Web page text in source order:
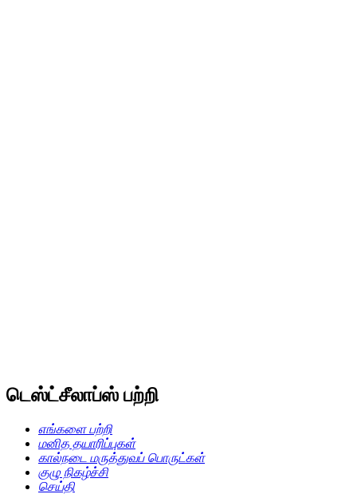
டெஸ்ட்சீலாப்ஸ் பற்றி
எங்களை பற்றி
மனித தயாரிப்புகள்
கால்நடை மருத்துவப் பொருட்கள்
குழு நிகழ்ச்சி
செய்தி